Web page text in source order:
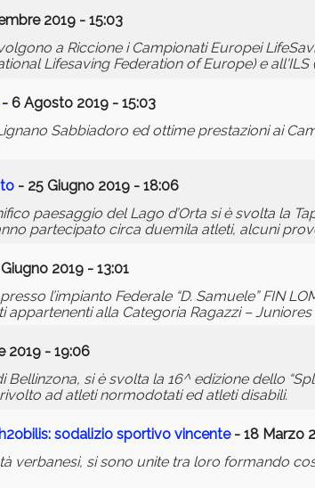
2019 - 15:03
a Riccione i Campionati Europei
Lifesaving Federation of Europe) e
- 6 Agosto 2019 - 15:03
Sabbiadoro ed ottime prestazioni ai
- 25 Giugno 2019 - 18:06
paesaggio del Lago d’Orta si è svolta la
partecipato circa duemila atleti, alcuni
2019 - 13:01
l’impianto Federale “D. Samuele” FIN
alla Categoria Ragazzi – Juniores
2019 - 19:06
si è svolta la 16^ edizione dello
ad atleti normodotati ed atleti disabili.
sodalizio sportivo vincente- 18 Marzo
verbanesi, si sono unite tra loro formando